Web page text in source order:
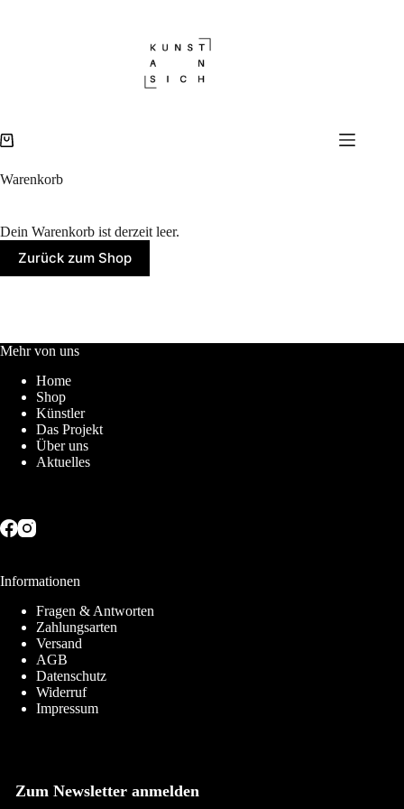
Warenkorb
Warenkorb
Dein Warenkorb ist derzeit leer.
Zurück zum Shop
Mehr von uns
Home
Shop
Künstler
Das Projekt
Über uns
Aktuelles
Informationen
Fragen & Antworten
Zahlungsarten
Versand
AGB
Datenschutz
Widerruf
Impressum
Zum Newsletter anmelden